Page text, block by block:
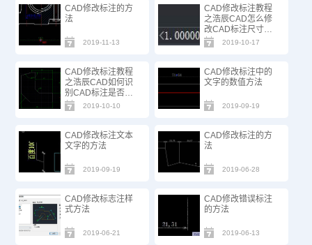
CAD修改标注的方
法
2019-11-13
CAD修改标注教程
之浩辰CAD怎么修
改CAD标注尺寸的
比例因子2019-10-17
CAD修改标注教程
之浩辰CAD如何识
别CAD标注是否被
修改
2019-10-10
CAD修改标注中的
文字的数值方法
2019-09-19
CAD修改标注文本
文字的方法
2019-09-19
CAD修改标注的方
法
2019-06-28
CAD修改标志注样
式方法
2019-06-21
CAD修改错误标注
的方法
2019-06-13